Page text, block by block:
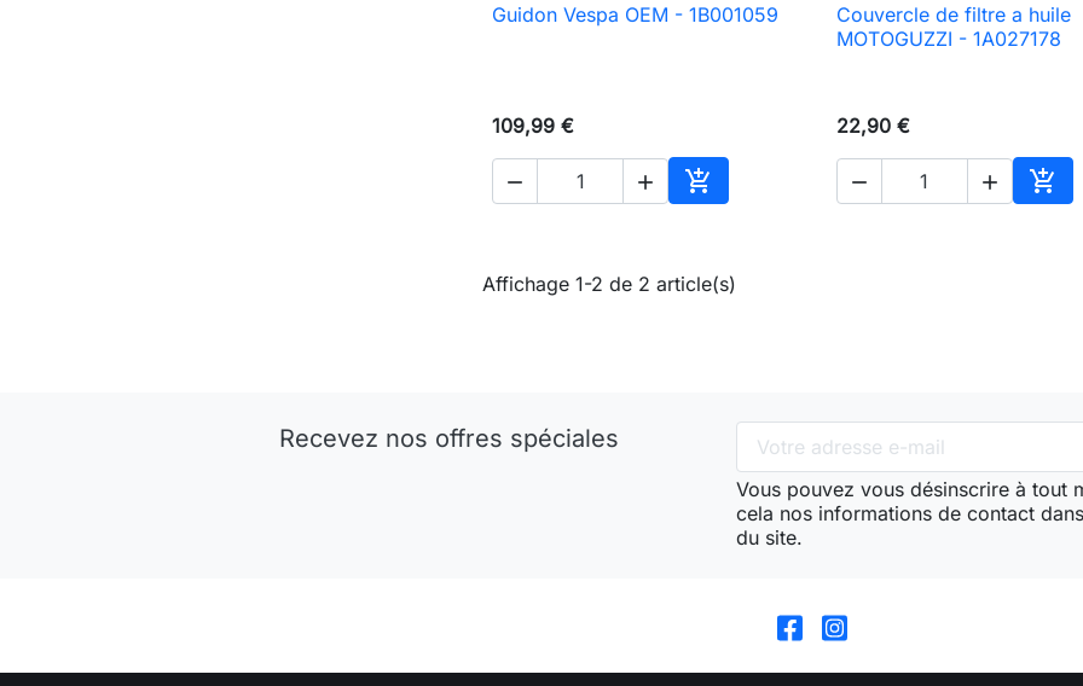
 Aperçu rapide
Guidon Vespa OEM - 1B001059
109,99 €
  
Ajouter au panier
 Aperçu rapide
Couvercle de filtre a huile
MOTOGUZZI - 1A027178
22,90 €
  
Affichage 1-2 de 2 article(s)
Recevez nos offres spéciales
Vous pouvez vous désinscrire à tout
cela nos informations de contact
du site.